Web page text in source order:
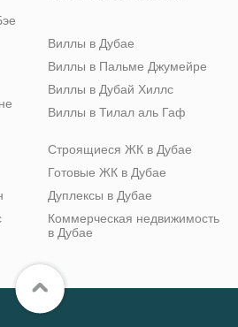
Виллы в Дубае
Виллы в Пальме Джумейре
Виллы в Дубай Хиллс
Виллы в Тилал аль Гаф
Строящиеся ЖК в Дубае
Готовые ЖК в Дубае
Дуплексы в Дубае
Коммерческая недвижимость
в Дубае